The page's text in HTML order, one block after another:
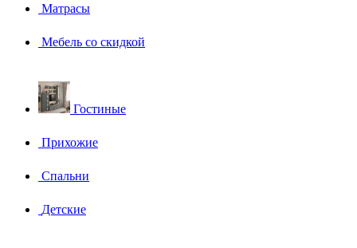
Матрасы
Мебель со скидкой
Гостиные
Прихожие
Спальни
Детские